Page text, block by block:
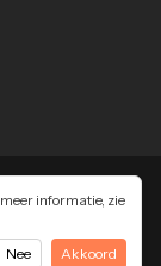
informatie, zie
Nee
Akkoord
|